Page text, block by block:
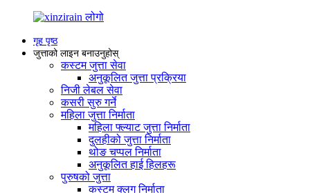
गृह पृष्ठ
जुत्ताको लाइन बनाउनुहोस्
कस्टम जुत्ता सेवा
अनुकूलित जुत्ता प्रक्रिया
निजी लेबल सेवा
कसरी सुरु गर्ने
महिला जुत्ता निर्माता
महिला फ्ल्याट जुत्ता निर्माता
दुलहीको जुत्ता निर्माता
थोङ चप्पल निर्माता
अनुकूलित हाई हिलहरू
पुरुषको जुत्ता
कस्टम क्लग निर्माता